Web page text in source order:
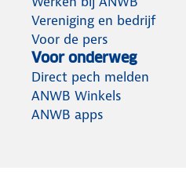
Vereniging en bedrijf
Voor de pers
Voor onderweg
Direct pech melden
ANWB Winkels
ANWB apps